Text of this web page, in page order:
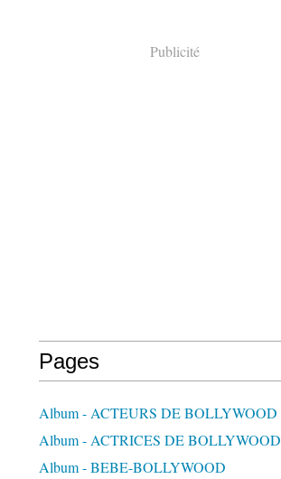
Publicité
Pages
Album - ACTEURS DE BOLLYWOOD
Album - ACTRICES DE BOLLYWOOD
Album - BEBE-BOLLYWOOD